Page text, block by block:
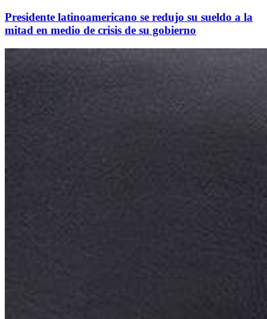
Presidente latinoamericano se redujo su sueldo a la
mitad en medio de crisis de su gobierno